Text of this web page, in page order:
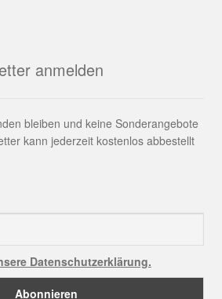
anmelden
bleiben und keine Sonderangebote
kann jederzeit kostenlos abbestellt
Datenschutzerklärung.